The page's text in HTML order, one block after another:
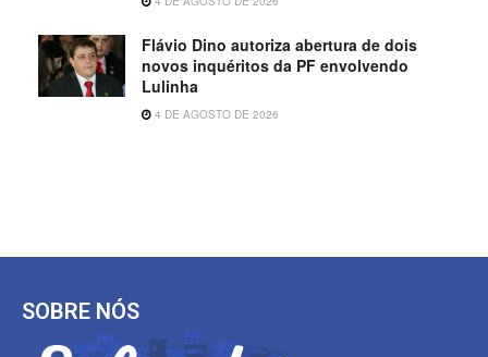
Flávio Dino autoriza abertura de dois
novos inquéritos da PF envolvendo
Lulinha
4 DE AGOSTO DE 2026
SOBRE NÓS